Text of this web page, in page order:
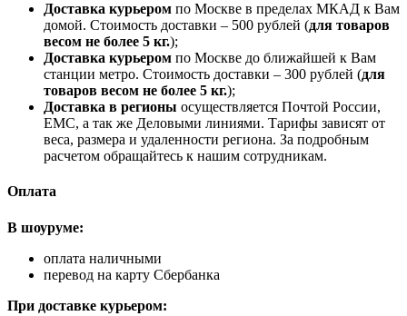
Доставка курьером по Москве в пределах МКАД к Вам
домой. Стоимость доставки – 500 рублей (для товаров
весом не более 5 кг.);
Доставка курьером по Москве до ближайшей к Вам
станции метро. Стоимость доставки – 300 рублей (для
товаров весом не более 5 кг.);
Доставка в регионы осуществляется Почтой России,
ЕМС, а так же Деловыми линиями. Тарифы зависят от
веса, размера и удаленности региона. За подробным
расчетом обращайтесь к нашим сотрудникам.
Оплата
В шоуруме:
оплата наличными
перевод на карту Сбербанка
При доставке курьером: